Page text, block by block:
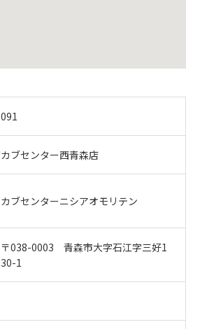
091
カブセンター西青森店
カブセンターニシアオモリテン
〒038-0003 青森市大字石江字三好1
30-1